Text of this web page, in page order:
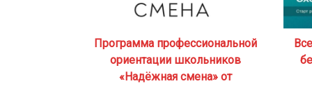
Программа профессиональной
ориентации школьников
«Надёжная смена» от